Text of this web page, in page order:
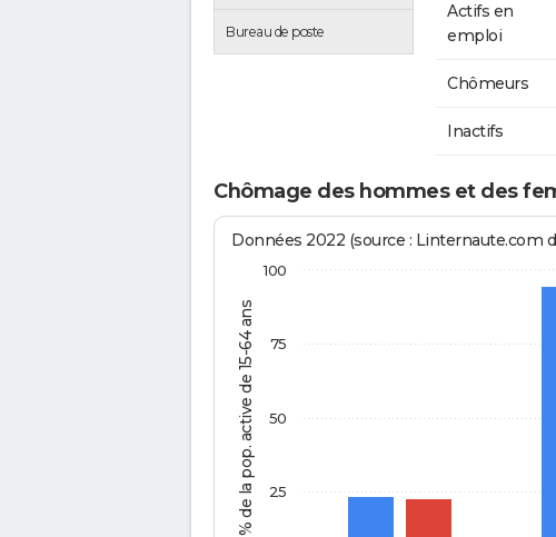
Bureau de poste
Actifs en
emploi
Chômeurs
Inactifs
Chômage des hommes et des
% de la pop. active de 15-64 ans
Données 2022 (source : Linternaute.com
25
50
75
100